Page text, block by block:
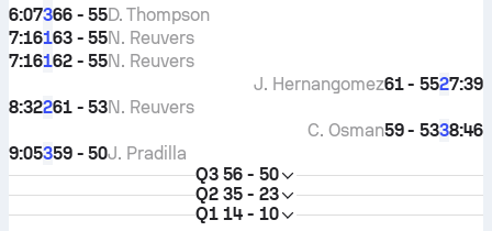
6:07366 - 55D. Thompson
7:16163 - 55N. Reuvers
7:16162 - 55N. Reuvers
7:39
2
61 - 55
J. Hernangomez
8:32261 - 53N. Reuvers
8:46
3
59 - 53
C. Osman
9:05359 - 50J. Pradilla
Q3 56 - 50
Q2 35 - 23
Q1 14 - 10